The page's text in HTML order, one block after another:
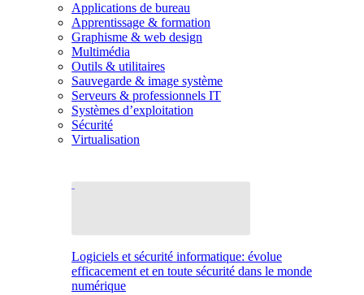
Applications de bureau
Apprentissage & formation
Graphisme & web design
Multimédia
Outils & utilitaires
Sauvegarde & image système
Serveurs & professionnels IT
Systèmes d’exploitation
Sécurité
Virtualisation
Logiciels et sécurité informatique: évolue
efficacement et en toute sécurité dans le monde
numérique